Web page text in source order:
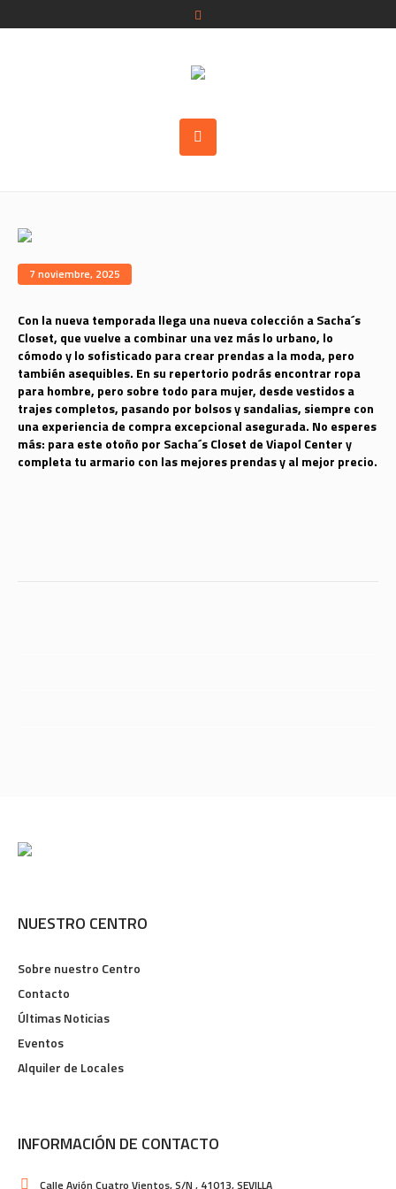
7 noviembre, 2025
Con la nueva temporada llega una nueva colección a Sacha´s
Closet, que vuelve a combinar una vez más lo urbano, lo
cómodo y lo sofisticado para crear prendas a la moda, pero
también asequibles. En su repertorio podrás encontrar ropa
para hombre, pero sobre todo para mujer, desde vestidos a
trajes completos, pasando por bolsos y sandalias, siempre con
una experiencia de compra excepcional asegurada. No esperes
más: para este otoño por Sacha´s Closet de Viapol Center y
completa tu armario con las mejores prendas y al mejor precio.
NUESTRO CENTRO
Sobre nuestro Centro
Contacto
Últimas Noticias
Eventos
Alquiler de Locales
INFORMACIÓN DE CONTACTO
Calle Avión Cuatro Vientos, S/N , 41013, SEVILLA